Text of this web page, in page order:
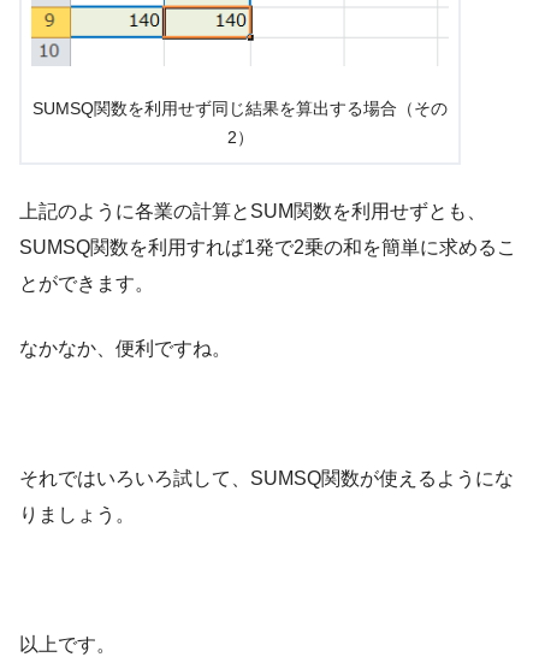
SUMSQ関数を利用せず同じ結果を算出する場合（その
2）
上記のように各業の計算とSUM関数を利用せずとも、
SUMSQ関数を利用すれば1発で2乗の和を簡単に求めるこ
とができます。
なかなか、便利ですね。
それではいろいろ試して、SUMSQ関数が使えるようにな
りましょう。
以上です。